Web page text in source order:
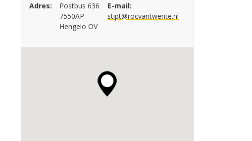
Adres:
Postbus 636
7550AP
Hengelo OV
E-mail:
stipt@rocvantwente.nl